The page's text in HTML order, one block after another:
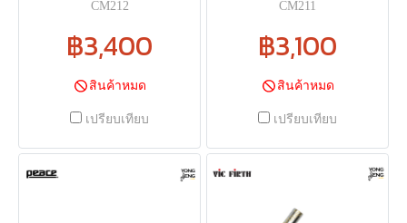
CM212
฿3,400
สินค้าหมด
เปรียบเทียบ
CM211
฿3,100
สินค้าหมด
เปรียบเทียบ